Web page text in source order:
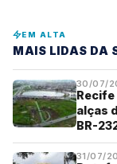
EM ALTA
MAIS LIDAS DA
30/07/
alças
BR-
31/07/